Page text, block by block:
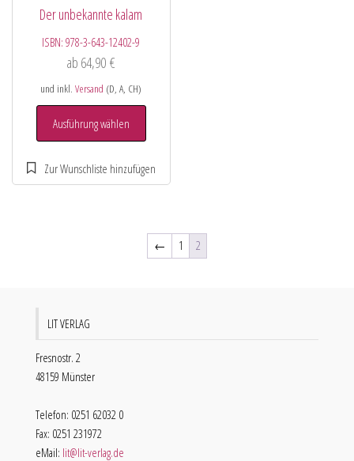
Der unbekannte kalam
ISBN:978-3-643-12402-9
ab 64,90€
und inkl.Versand (D, A, CH)
Ausführung wählen
← 1 2
LIT VERLAG
Fresnostr. 2
48159 Münster
Telefon: 0251 62032 0
Fax: 0251 231972
eMail: lit@lit-verlag.de